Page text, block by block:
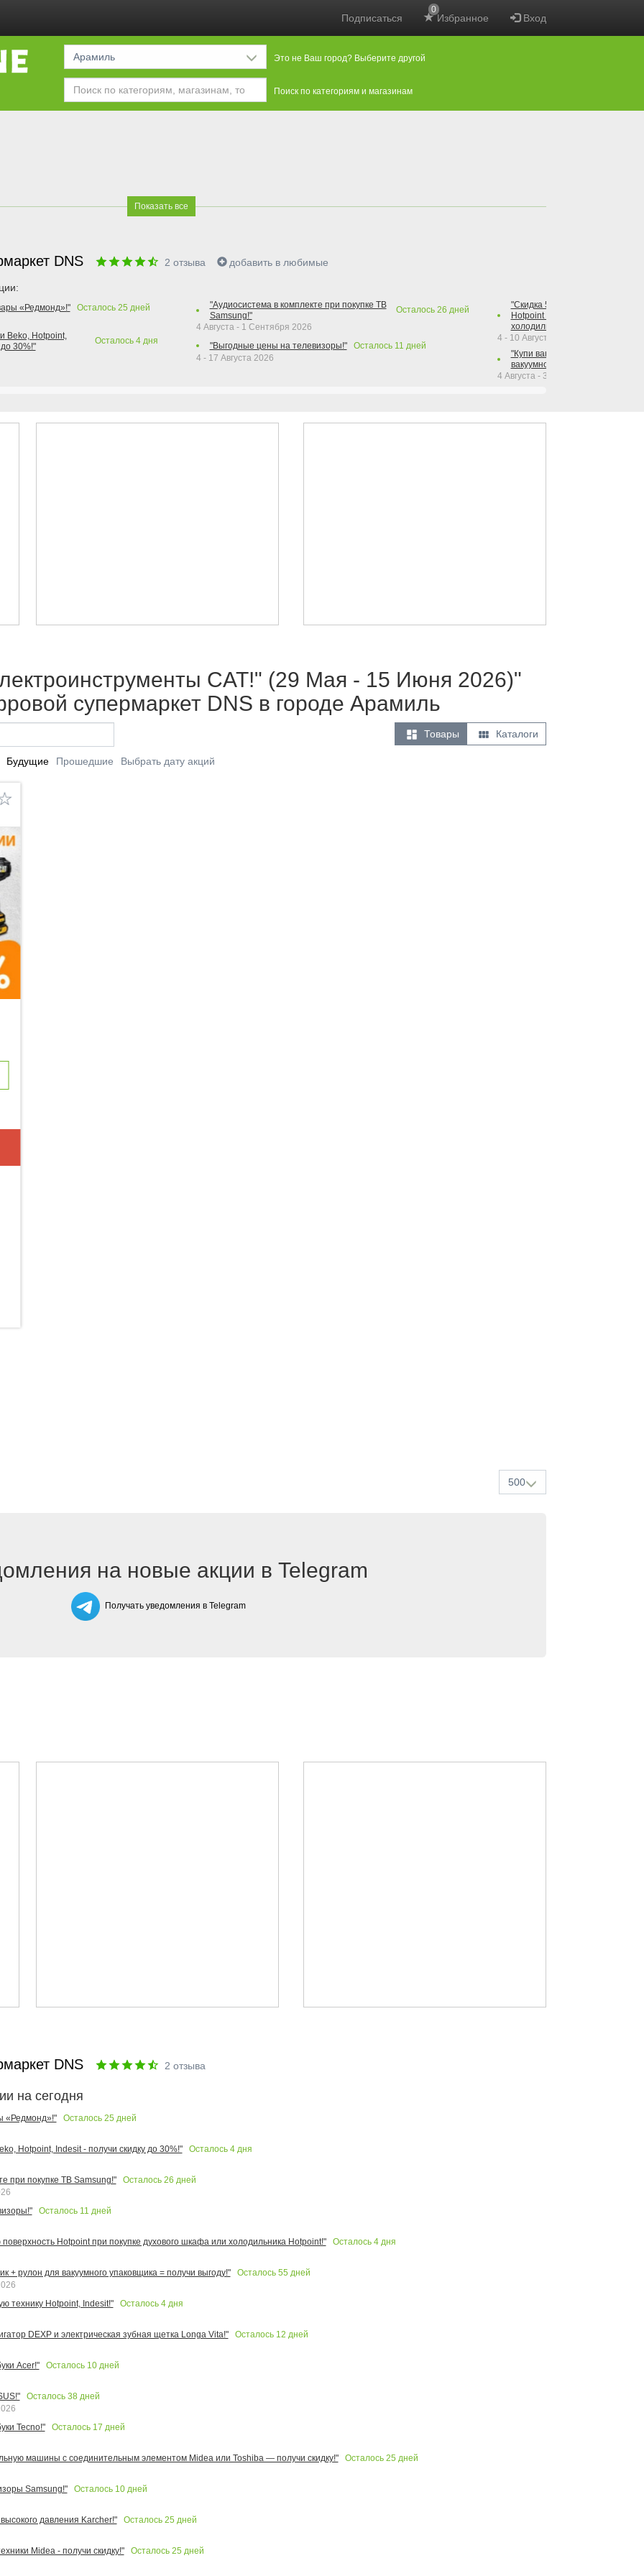
Подписаться Избранное
0
Вход
Арамиль Это не Ваш город? Выберите другой
Поиск по категориям и магазинам
Показать все
DNS 2 отзыва добавить в любимые
«Редмонд»!" Осталось 25 дней
Beko, Hotpoint,
30%!"
Осталось 4дня
"Аудиосистема в комплекте при покупке ТВ
Samsung!"
Осталось 26 дней
4 Августа - 1 Сентября 2026
"Выгодные цены на телевизоры!"
Осталось 11 дней
4 - 17 Августа 2026
"Скидка 50% на варочную
Hotpoint при покупке духового
холодильника Hotpoint!"
4 - 10 Августа 2026
"Купи вакуумный упаковщик +
вакуумного упаковщика =
4 Августа - 30 Сентября 2026
CAT!" (29 Мая - 15 Июня 2026)"
супермаркет DNS в городе Арамиль
 Товары  Каталоги
Будущие Прошедшие Выбрать дату акций
500
на новые акции в Telegram
Получать уведомления в Telegram
DNS 2 отзыва
на сегодня
«Редмонд»!" Осталось 25 дней
Hotpoint, Indesit - получи скидку до 30%!" Осталось 4дня
при покупке ТВ Samsung!" Осталось 26 дней
Осталось 11 дней
Hotpoint при покупке духового шкафа или холодильника Hotpoint!" Осталось 4дня
+ рулон для вакуумного упаковщика = получи выгоду!" Осталось 55 дней
технику Hotpoint, Indesit!"
Осталось 4дня
DEXP и электрическая зубная щетка Longa Vita!" Осталось 12 дней
Acer!" Осталось 10дней
Осталось 38дней
Tecno!"
Осталось 17 дней
машины с соединительным элементом Midea или Toshiba — получи скидку!" Осталось 25 дней
Samsung!" Осталось 10дней
давления Karcher!" Осталось 25 дней
Midea - получи скидку!" Осталось 25 дней